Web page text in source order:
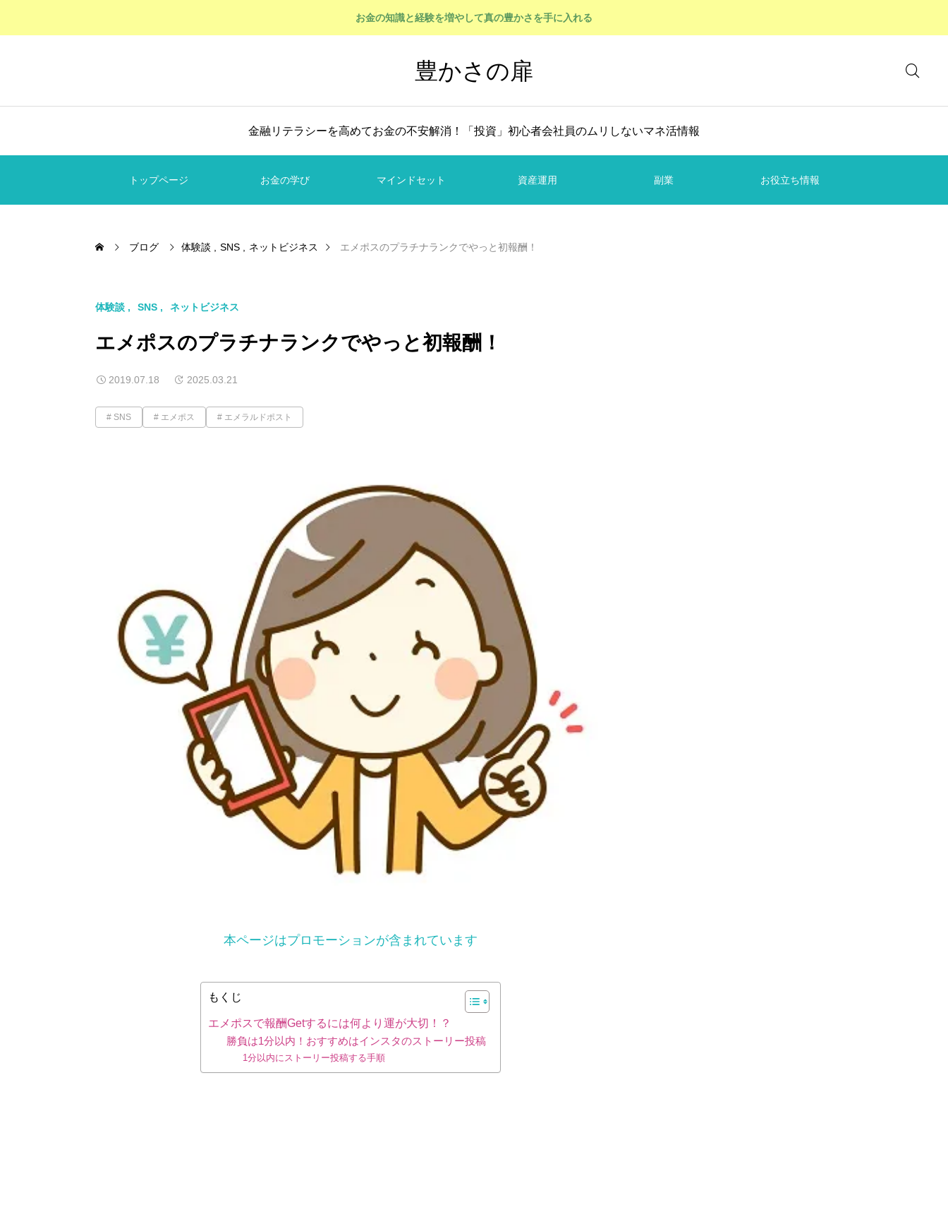
お金の知識と経験を増やして真の豊かさを手に入れる
豊かさの扉
金融リテラシーを高めてお金の不安解消！「投資」初心者会社員のムリしないマネ活情報
トップページ お金の学び マインドセット 資産運用 副業 お役立ち情報
ブログ 体験談 SNS ネットビジネス エメポスのプラチナランクでやっと初報酬！
体験談 SNS ネットビジネス
エメポスのプラチナランクでやっと初報酬！
2019.07.18 2025.03.21
SNS エメポス エメラルドポスト
本ページはプロモーションが含まれています
もくじ
エメポスで報酬Getするには何より運が大切！？
勝負は1分以内！おすすめはインスタのストーリー投稿
1分以内にストーリー投稿する手順